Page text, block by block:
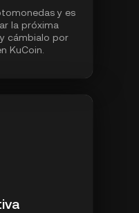
y es
la próxima
cámbialo por
KuCoin.